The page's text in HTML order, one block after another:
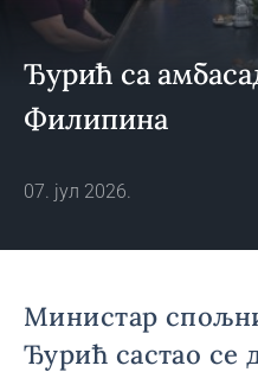
Ђурић са
Филипина
07. јул 2026.
Министар
Ђурић састао се